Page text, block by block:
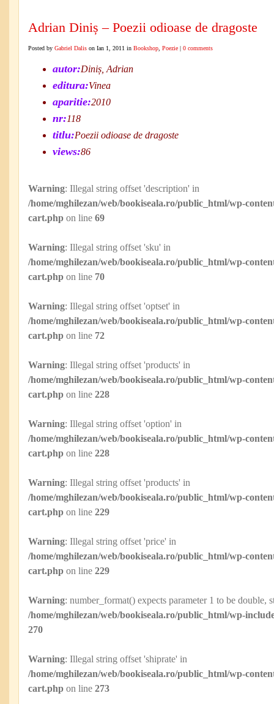
Adrian Diniș – Poezii odioase de dragoste
Posted by Gabriel Dalis on Ian 1, 2011 in Bookshop Poezie | 0 comments
autor:Diniș, Adrian
editura:Vinea
aparitie:2010
nr:118
titlu:Poezii odioase de dragoste
views:86
Warning: Illegal string offset 'description' in
/home/mghilezan/web/bookiseala.ro/public_html/wp-
cart.php on line 69
Warning: Illegal string offset 'sku' in
/home/mghilezan/web/bookiseala.ro/public_html/wp-
cart.php on line 70
Warning: Illegal string offset 'optset' in
/home/mghilezan/web/bookiseala.ro/public_html/wp-
cart.php on line 72
Warning: Illegal string offset 'products' in
/home/mghilezan/web/bookiseala.ro/public_html/wp-
cart.php on line 228
Warning: Illegal string offset 'option' in
/home/mghilezan/web/bookiseala.ro/public_html/wp-
cart.php on line 228
Warning: Illegal string offset 'products' in
/home/mghilezan/web/bookiseala.ro/public_html/wp-
cart.php on line 229
Warning: Illegal string offset 'price' in
/home/mghilezan/web/bookiseala.ro/public_html/wp-
cart.php on line 229
Warning: number_format() expects parameter 1 to be double,
/home/mghilezan/web/bookiseala.ro/public_html/wp-
270
Warning: Illegal string offset 'shiprate' in
/home/mghilezan/web/bookiseala.ro/public_html/wp-
cart.php on line 273